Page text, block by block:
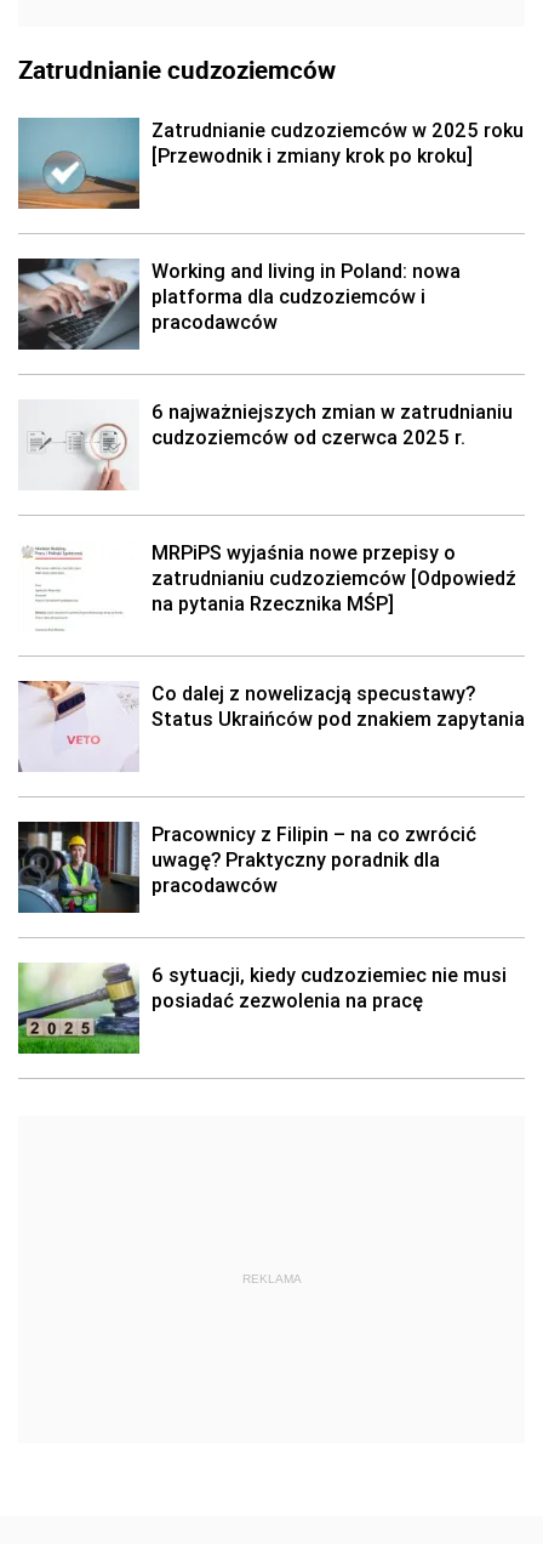
Zatrudnianie cudzoziemców
Zatrudnianie cudzoziemców w 2025 roku
[Przewodnik i zmiany krok po kroku]
Working and living in Poland: nowa
platforma dla cudzoziemców i
pracodawców
6 najważniejszych zmian w zatrudnianiu
cudzoziemców od czerwca 2025 r.
MRPiPS wyjaśnia nowe przepisy o
zatrudnianiu cudzoziemców [Odpowiedź
na pytania Rzecznika MŚP]
Co dalej z nowelizacją specustawy?
Status Ukraińców pod znakiem zapytania
Pracownicy z Filipin – na co zwrócić
uwagę? Praktyczny poradnik dla
pracodawców
6 sytuacji, kiedy cudzoziemiec nie musi
posiadać zezwolenia na pracę
REKLAMA